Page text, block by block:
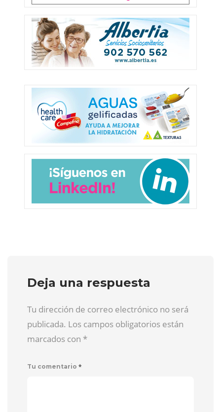
Deja una respuesta
Tu dirección de correo electrónico no será
publicada. Los campos obligatorios están
marcados con *
Tu comentario *